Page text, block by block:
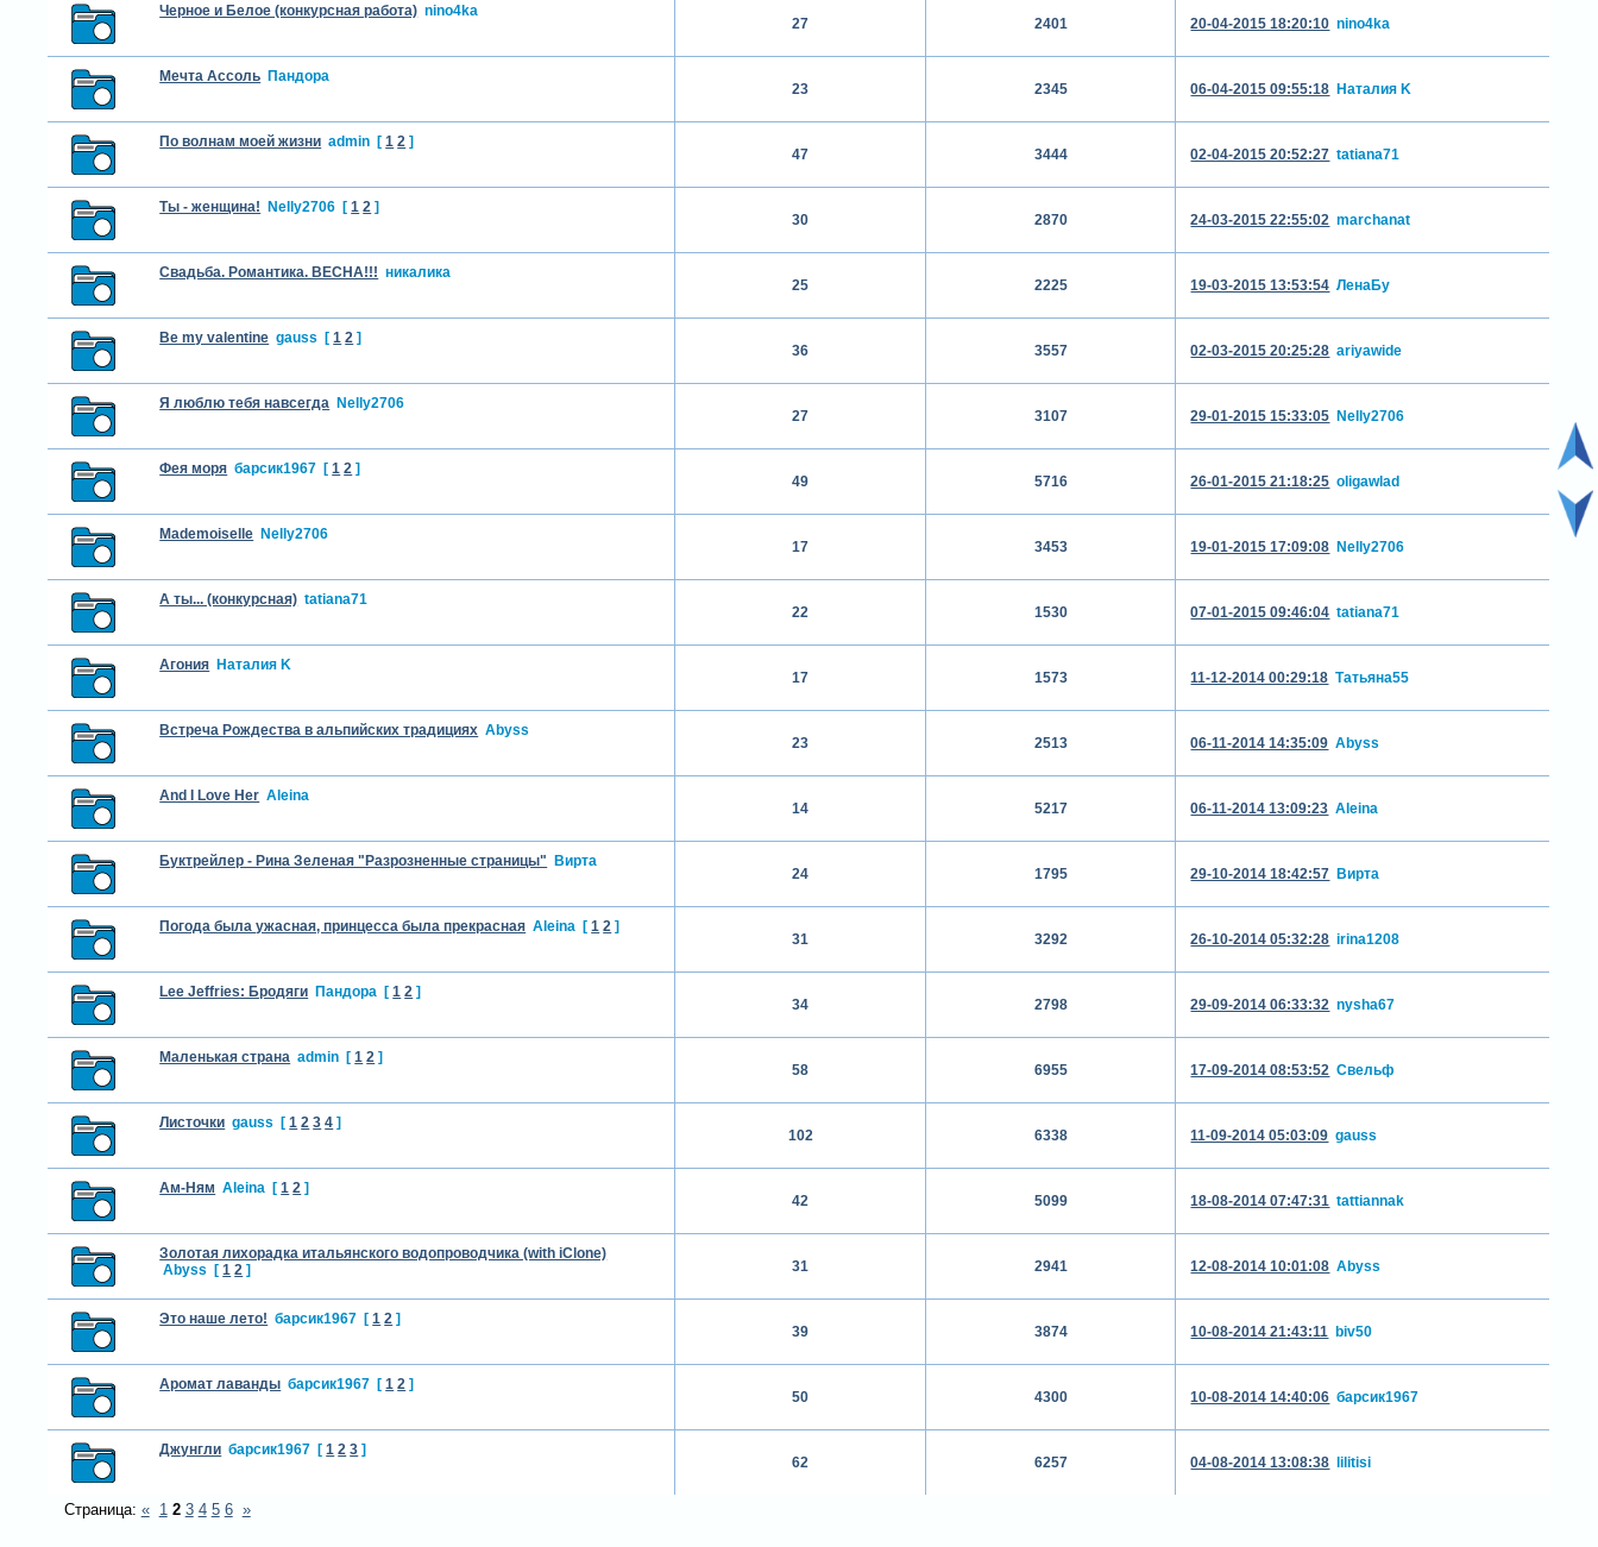
Черное и Белое (конкурсная работа) nino4ka
27 2401 20-04-2015 18:20:10 nino4ka
Мечта Ассоль Пандора
23 2345 06-04-2015 09:55:18 Наталия K
По волнам моей жизни admin [ 1 2 ]
47 3444 02-04-2015 20:52:27 tatiana71
Ты - женщина! Nelly2706 [ 1 2 ]
30 2870 24-03-2015 22:55:02 marchanat
Свадьба. Романтика. ВЕСНА!!! никалика
25 2225 19-03-2015 13:53:54 ЛенаБу
Be my valentine gauss [ 1 2 ]
36 3557 02-03-2015 20:25:28 ariyawide
Я люблю тебя навсегда Nelly2706
27 3107 29-01-2015 15:33:05 Nelly2706
Фея моря барсик1967 [ 1 2 ]
49 5716 26-01-2015 21:18:25 oligawlad
Mademoiselle Nelly2706
17 3453 19-01-2015 17:09:08 Nelly2706
А ты... (конкурсная) tatiana71
22 1530 07-01-2015 09:46:04 tatiana71
Агония Наталия K
17 1573 11-12-2014 00:29:18 Татьяна55
Встреча Рождества в альпийских традициях Abyss
23 2513 06-11-2014 14:35:09 Abyss
And I Love Her Aleina
14 5217 06-11-2014 13:09:23 Aleina
Буктрейлер - Рина Зеленая "Разрозненные страницы" Вирта
24 1795 29-10-2014 18:42:57 Вирта
Погода была ужасная, принцесса была прекрасная Aleina [ 1 2 ]
31 3292 26-10-2014 05:32:28 irina1208
Lee Jeffries: Бродяги Пандора [ 1 2 ]
34 2798 29-09-2014 06:33:32 nysha67
Маленькая страна admin [ 1 2 ]
58 6955 17-09-2014 08:53:52 Свельф
Листочки gauss [ 1 2 3 4 ]
102 6338 11-09-2014 05:03:09 gauss
Ам-Ням Aleina [ 1 2 ]
42 5099 18-08-2014 07:47:31 tattiannak
Золотая лихорадка итальянского водопроводчика (with iClone)
Abyss [ 1 2 ] 31 2941 12-08-2014 10:01:08 Abyss
Это наше лето! барсик1967 [ 1 2 ]
39 3874 10-08-2014 21:43:11 biv50
Аромат лаванды барсик1967 [ 1 2 ]
50 4300 10-08-2014 14:40:06 барсик1967
Джунгли барсик1967 [ 1 2 3 ]
62 6257 04-08-2014 13:08:38 lilitisi
Страница: « 1 2 3 4 5 6 »